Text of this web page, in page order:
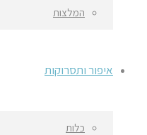
המלצות
איפור ותסרוקות
כלות